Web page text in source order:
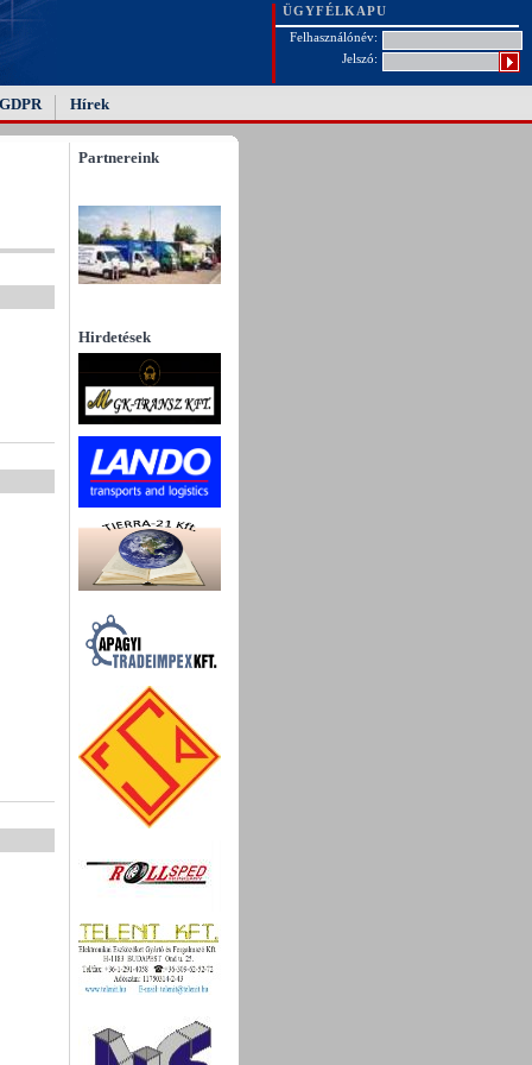
ÜGYFÉLKAPU
Felhasználónév:
Jelszó:
GDPR Hírek
Partnereink
Hirdetések